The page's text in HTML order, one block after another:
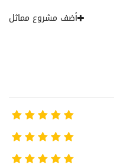
أضف مشروع مماثل